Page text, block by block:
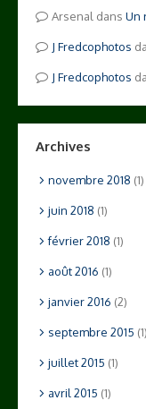
Arsenal dans Un
Fredcophotos
Fredcophotos
Archives
novembre 2018 (1)
juin 2018 (1)
février 2018 (1)
août 2016 (1)
janvier 2016 (2)
septembre 2015 (1)
juillet 2015 (1)
avril 2015 (1)